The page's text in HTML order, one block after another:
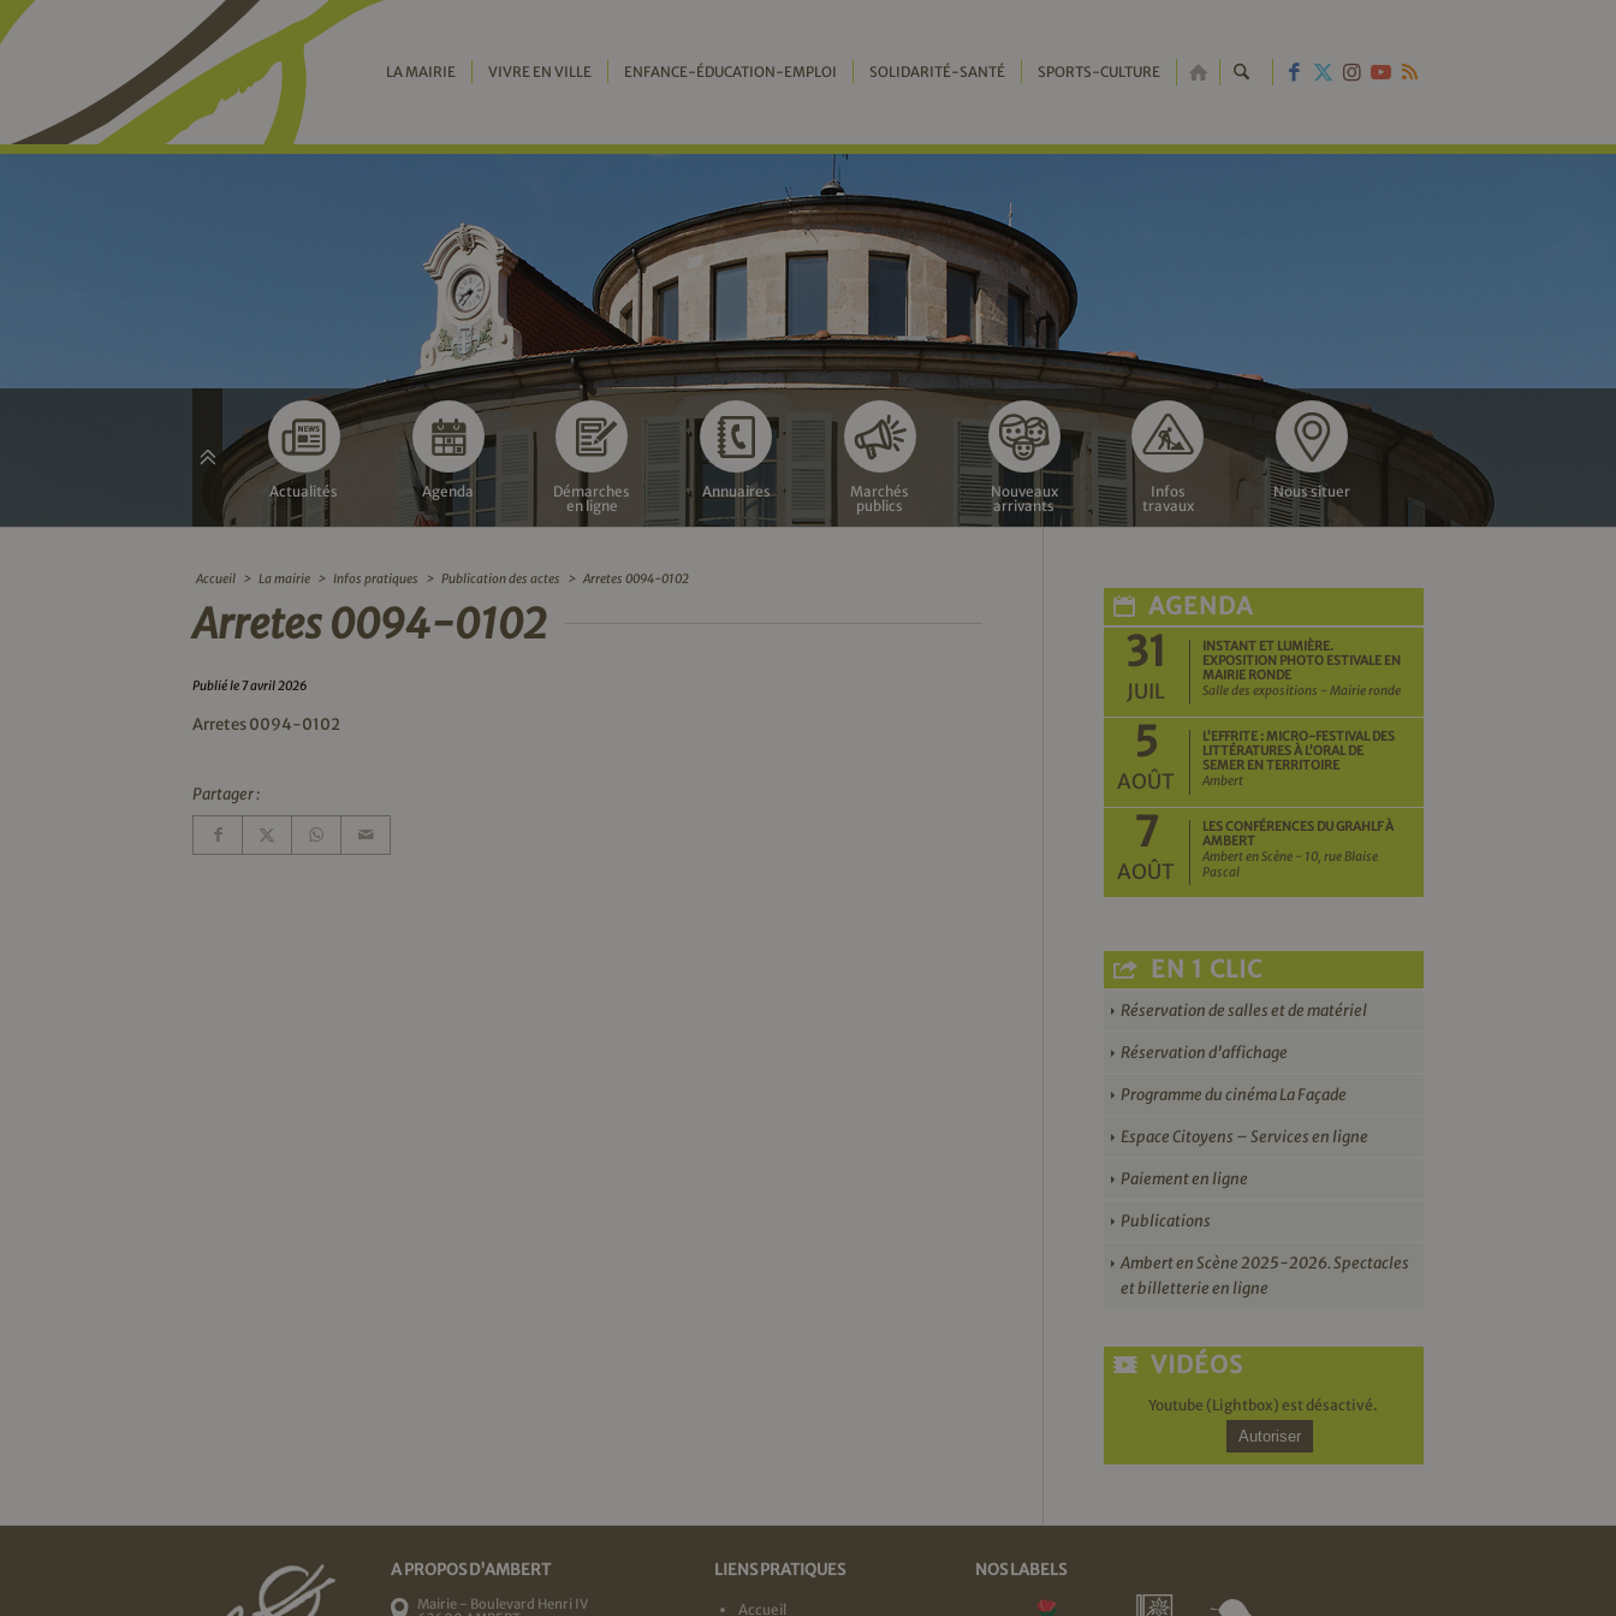
LA MAIRIE VIVRE EN VILLE ENFANCE-ÉDUCATION-EMPLOI SOLIDARITÉ-SANTÉ SPORTS-CULTURE RETOUR
Actualités Agenda
Démarches
en ligne
Annuaires
Marchés
publics
Nouveaux
arrivants
Infos
travaux
Nous situer
Accueil > La mairie > Infos pratiques > Publication des actes > Arretes 0094-0102
Arretes 0094-0102
Publié le 7 avril 2026
Arretes 0094-0102
Partager :
AGENDA
31
JUIL
INSTANT ET LUMIÈRE.
EXPOSITION PHOTO ESTIVALE EN
MAIRIE RONDE
Salle des expositions - Mairie ronde
5
AOÛT
L’EFFRITE : MICRO-FESTIVAL DES
LITTÉRATURES À L’ORAL DE
SEMER EN TERRITOIRE
Ambert
7
AOÛT
LES CONFÉRENCES DU GRAHLF À
AMBERT
Ambert en Scène - 10, rue Blaise
Pascal
EN 1 CLIC
Réservation de salles et de matériel
Réservation d’affichage
Programme du cinéma La Façade
Espace Citoyens – Services en ligne
Paiement en ligne
Publications
Ambert en Scène 2025-2026. Spectacles
et billetterie en ligne
VIDÉOS
Youtube (Lightbox) est désactivé.
Autoriser
A PROPOS D'AMBERT
Mairie - Boulevard Henri IV
LIENS PRATIQUES
Accueil
NOS LABELS